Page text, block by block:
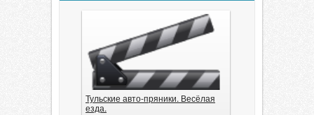
Тульские авто-пряники. Весёлая
езда.